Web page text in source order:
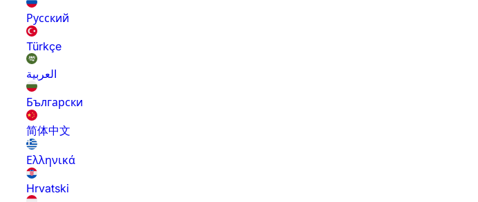
Русский
Türkçe
العربية
Български
简体中文
Ελληνικά
Hrvatski